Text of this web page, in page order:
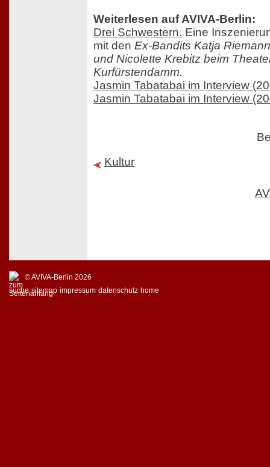
Weiterlesen auf AVIVA-Berlin:
Drei Schwestern. Eine
mit den Ex-Bandits Katja
und Nicolette Krebitz beim
Kurfürstendamm.
Jasmin Tabatabai im Interview
Jasmin Tabatabai im Interview
Kultur
© AVIVA-Berlin 2026
suche sitemap impressum datenschutz home